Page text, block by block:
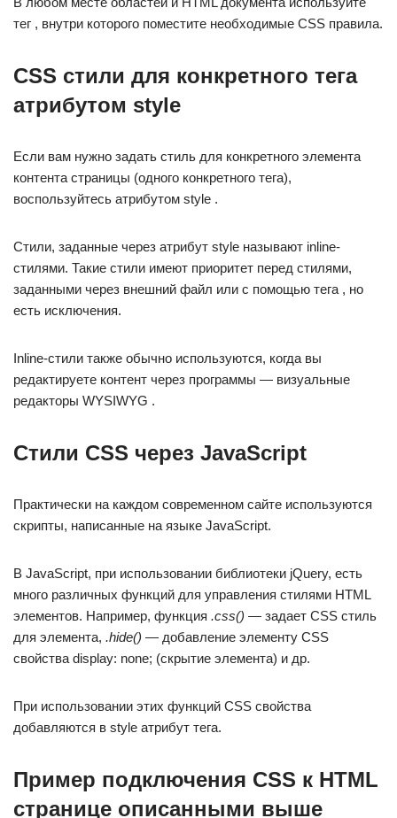
тег , внутри которого поместите необходимые CSS правила.
CSS стили для конкретного тега
атрибутом style
Если вам нужно задать стиль для конкретного элемента
контента страницы (одного конкретного тега),
воспользуйтесь атрибутом style .
Стили, заданные через атрибут style называют inline-
стилями. Такие стили имеют приоритет перед стилями,
заданными через внешний файл или с помощью тега , но
есть исключения.
Inline-стили также обычно используются, когда вы
редактируете контент через программы — визуальные
редакторы WYSIWYG .
Стили CSS через JavaScript
Практически на каждом современном сайте используются
скрипты, написанные на языке JavaScript.
В JavaScript, при использовании библиотеки jQuery, есть
много различных функций для управления стилями HTML
элементов. Например, функция .css() — задает CSS стиль
для элемента, .hide() — добавление элементу CSS
свойства display: none; (скрытие элемента) и др.
При использовании этих функций CSS свойства
добавляются в style атрибут тега.
Пример подключения CSS к HTML
странице описанными выше